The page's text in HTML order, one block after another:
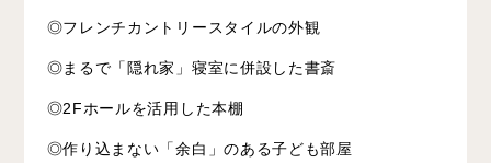
◎フレンチカントリースタイルの外観
◎まるで「隠れ家」寝室に併設した書斎
◎2Fホールを活用した本棚
◎作り込まない「余白」のある子ども部屋